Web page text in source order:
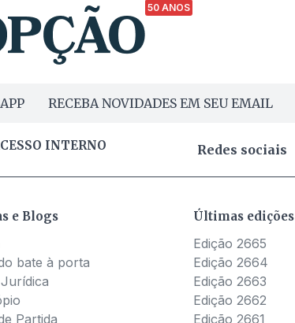
50 ANOS
RECEBA NOVIDADES EM SEU EMAIL
INTERNO Redes sociais
e Blogs
bate à porta
Partida
Últimas edições
Edição 2665
Edição 2664
Edição 2663
Edição 2662
Edição 2661